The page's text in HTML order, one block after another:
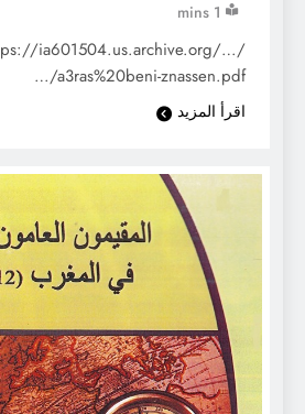
1 mins
https://ia601504.us.archive.org/…/
…/a3ras%20beni-znassen.pdf
اقرأ المزيد